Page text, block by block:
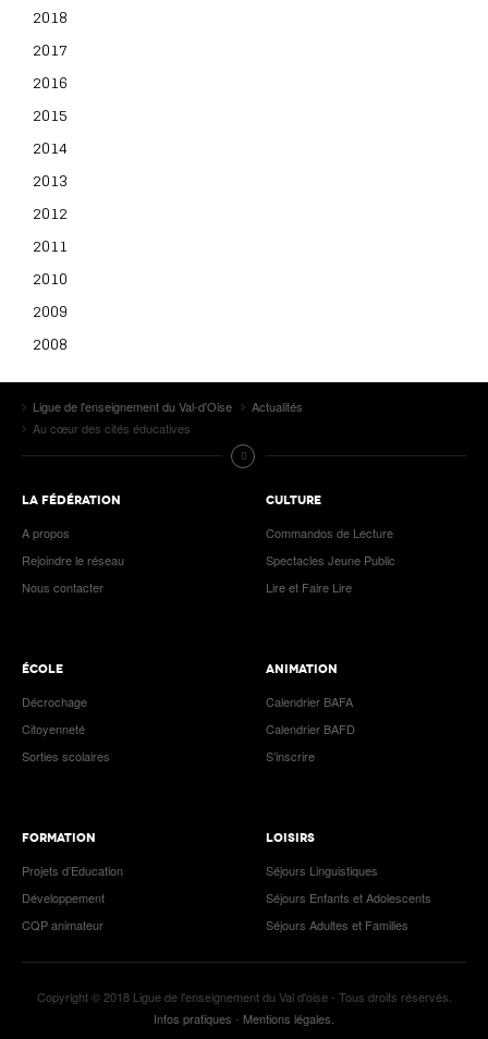
2018
2017
2016
2015
2014
2013
2012
2011
2010
2009
2008
Ligue de l'enseignement du Val-d'Oise
Actualités
Au cœur des cités éducatives
LA FÉDÉRATION
A propos
Rejoindre le réseau
Nous contacter
CULTURE
Commandos de Lecture
Spectacles Jeune Public
Lire et Faire Lire
ÉCOLE
Décrochage
Citoyenneté
Sorties scolaires
ANIMATION
Calendrier BAFA
Calendrier BAFD
S’inscrire
FORMATION
Projets d’Education
Développement
CQP animateur
LOISIRS
Séjours Linguistiques
Séjours Enfants et Adolescents
Séjours Adultes et Familles
Copyright © 2018 Ligue de l'enseignement du Val d'oise - Tous droits réservés.
Infos pratiques - Mentions légales.